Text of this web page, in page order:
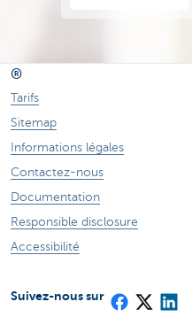
®
Tarifs
Sitemap
Informations légales
Contactez-nous
Documentation
Responsible disclosure
Accessibilité
Suivez-nous sur